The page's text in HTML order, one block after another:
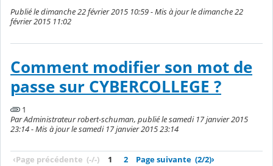
Publié le dimanche 22 février 2015 10:59 - Mis à jour le dimanche 22
février 2015 11:02
Comment modifier son mot de
passe sur CYBERCOLLEGE ?
1
Par Administrateur robert-schuman, publié le samedi 17 janvier 2015
23:14 - Mis à jour le samedi 17 janvier 2015 23:14
‹Page précédente (-/-) 1 2 Page suivante (2/2)›